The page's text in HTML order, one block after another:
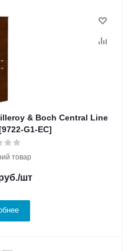
& Boch Central Line
G1-EC]
товар
/шт